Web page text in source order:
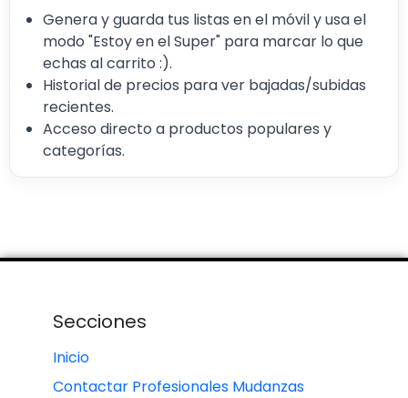
Genera y guarda tus listas en el móvil y usa el
modo "Estoy en el Super" para marcar lo que
echas al carrito :).
Historial de precios para ver bajadas/subidas
recientes.
Acceso directo a productos populares y
categorías.
Secciones
Inicio
Contactar Profesionales Mudanzas